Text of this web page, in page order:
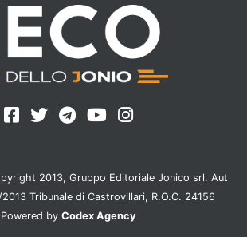
2013, Gruppo Editoriale Jonico srl. Aut
Tribunale di Castrovillari, R.O.C. 24156
Powered by Codex Agency